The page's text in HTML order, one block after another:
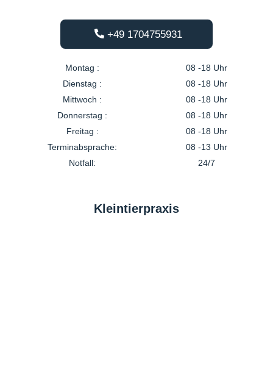
+49 1704755931
Montag :
08 -18 Uhr
Dienstag :
08 -18 Uhr
Mittwoch :
08 -18 Uhr
Donnerstag :
08 -18 Uhr
Freitag :
08 -18 Uhr
Terminabsprache:
08 -13 Uhr
Notfall:
24/7
Kleintierpraxis